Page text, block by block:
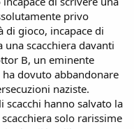
privo
di gioco, incapace di
scacchiera davanti
B, un eminente
dovuto abbandonare
naziste.
hanno salvato la
solo rarissime